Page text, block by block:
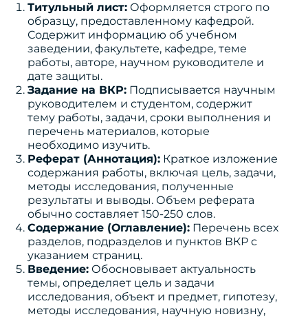
Титульный лист: Оформляется строго по
образцу, предоставленному кафедрой.
Содержит информацию об учебном
заведении, факультете, кафедре, теме
работы, авторе, научном руководителе и
дате защиты.
Задание на ВКР: Подписывается научным
руководителем и студентом, содержит
тему работы, задачи, сроки выполнения и
перечень материалов, которые
необходимо изучить.
Реферат (Аннотация): Краткое изложение
содержания работы, включая цель, задачи,
методы исследования, полученные
результаты и выводы. Объем реферата
обычно составляет 150-250 слов.
Содержание (Оглавление): Перечень всех
разделов, подразделов и пунктов ВКР с
указанием страниц.
Введение: Обосновывает актуальность
темы, определяет цель и задачи
исследования, объект и предмет, гипотезу,
методы исследования, научную новизну,